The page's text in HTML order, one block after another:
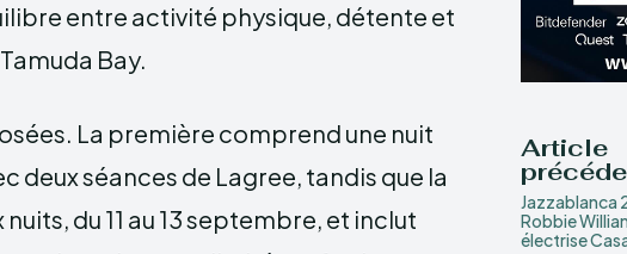
entre activité physique, détente et
Bay.
La première comprend une nuit
deux séances de Lagree, tandis que la
du 11 au 13 septembre, et inclut
Article
Jazzablanca
Robbie
électrise